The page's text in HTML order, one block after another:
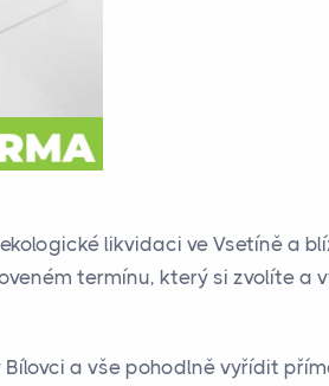
likvidaci ve Vsetíně a
termínu, který si zvolíte a
a vše pohodlně vyřídit